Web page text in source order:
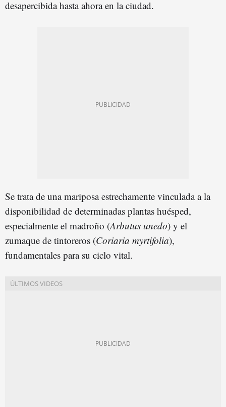
desapercibida hasta ahora en la ciudad.
Se trata de una mariposa estrechamente vinculada a la
disponibilidad de determinadas plantas huésped,
especialmente el madroño (Arbutus unedo) y el
zumaque de tintoreros (Coriaria myrtifolia),
fundamentales para su ciclo vital.